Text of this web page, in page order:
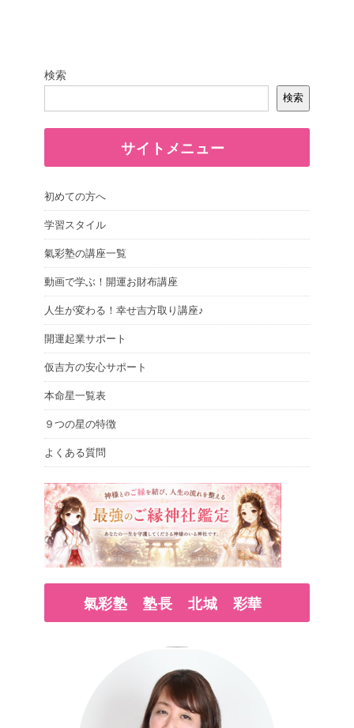
検索
検索
サイトメニュー
初めての方へ
学習スタイル
氣彩塾の講座一覧
動画で学ぶ！開運お財布講座
人生が変わる！幸せ吉方取り講座♪
開運起業サポート
仮吉方の安心サポート
本命星一覧表
９つの星の特徴
よくある質問
氣彩塾 塾長 北城 彩華